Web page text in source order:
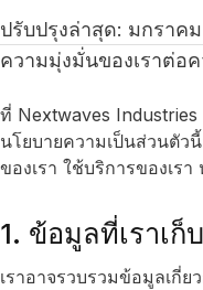
ปรับปรุงล่าสุด: มกราค
ความมุ่งมั่นของเราต่อ
ที่ Nextwaves
นโยบายความเป็นส่วนตัว
ของเรา ใช้บริการของเร
1. ข้อมูลที่เราเก็
เราอาจรวบรวมข้อมูลเกี่